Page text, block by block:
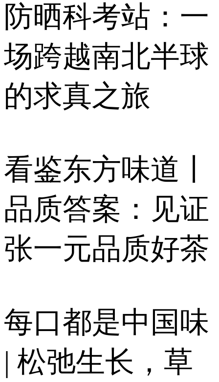
防晒科考站：一
场跨越南北半球
的求真之旅
看鉴东方味道丨
品质答案：见证
张一元品质好茶
每口都是中国味
| 松弛生长，草